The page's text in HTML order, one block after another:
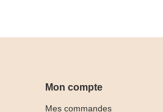
Mon compte
Mes commandes